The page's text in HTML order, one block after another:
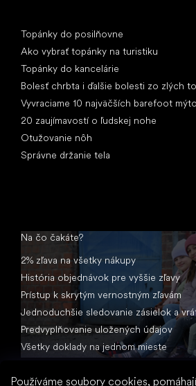
Používáme soubory cookies,
Topánky do posilňovne
Ako vybrať topánky na turistiku
Topánky do kancelárie
Bolesť chrbta i ďalšie bolesti zo zlých
Vyvraciame 10 najväčších barefoot
20 zaujímavostí o ľudskej nohe
Otužovanie nôh
Správne držanie tela
Na čo čakáte?
2% zľava na všetky nákupy
História objednávok pre vyššie zľavy
Prístup k skrytým vernostným zľavám
Jednoduchšie sledovanie zásielok a
Predvyplňovanie uložených údajov
Všetky doklady na jednom mieste